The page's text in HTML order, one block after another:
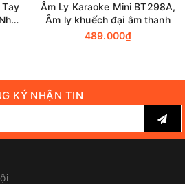
Tay
Âm Ly Karaoke Mini BT298A,
Âm ly khuếch đại âm thanh
489.000₫
KÝ NHẬN TIN